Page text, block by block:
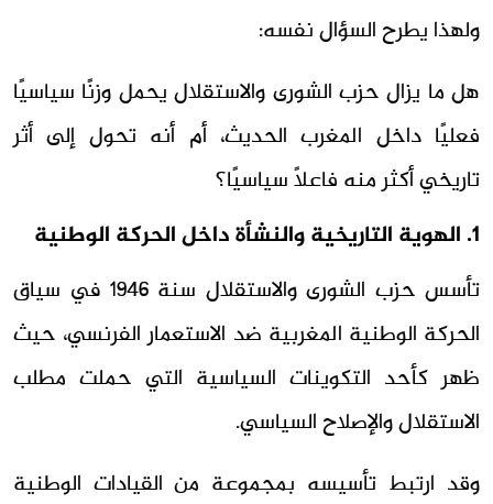
ولهذا يطرح السؤال نفسه:
هل ما يزال حزب الشورى والاستقلال يحمل وزنًا سياسيًا
فعليًا داخل المغرب الحديث، أم أنه تحول إلى أثر
تاريخي أكثر منه فاعلًا سياسيًا؟
1. الهوية التاريخية والنشأة داخل الحركة الوطنية
تأسس حزب الشورى والاستقلال سنة 1946 في سياق
الحركة الوطنية المغربية ضد الاستعمار الفرنسي، حيث
ظهر كأحد التكوينات السياسية التي حملت مطلب
الاستقلال والإصلاح السياسي.
وقد ارتبط تأسيسه بمجموعة من القيادات الوطنية